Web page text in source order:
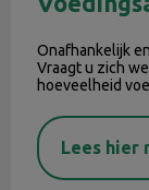
Onafhankelijk
Vraagt u zich
hoeveelheid
Lees hier